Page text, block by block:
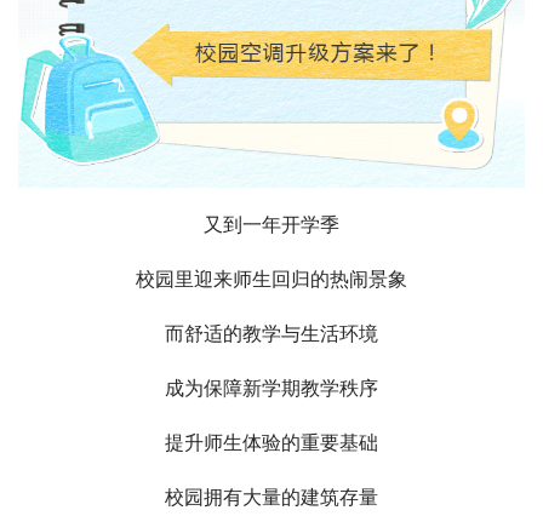
又到一年开学季
校园里迎来师生回归的热闹景象
而舒适的教学与生活环境
成为保障新学期教学秩序
提升师生体验的重要基础
校园拥有大量的建筑存量